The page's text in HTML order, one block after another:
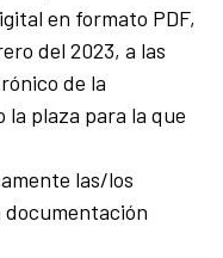
en formato PDF,
del 2023, a las
de la
plaza para la que
las/los